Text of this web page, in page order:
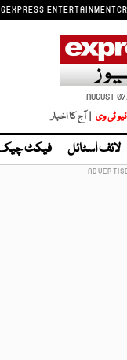
EXPRESS ENTERTAINMENT
AUGUST
ٹی وی | آج کا اخبار
لائف اسٹائل فیکٹ